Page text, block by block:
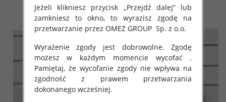
szczegóły szczegóły
Jeżeli klikniesz przycisk „Przejdź dalej” lub
zamkniesz to okno, to wyrazisz zgodę na
przetwarzanie przez OMEZ GROUP Sp. z o.o.
Wyrażenie zgody jest dobrowolne. Zgodę
możesz w każdym momencie wycofać .
Pamiętaj, że wycofanie zgody nie wpływa na
zgodność z prawem przetwarzania
dokonanego wcześniej.